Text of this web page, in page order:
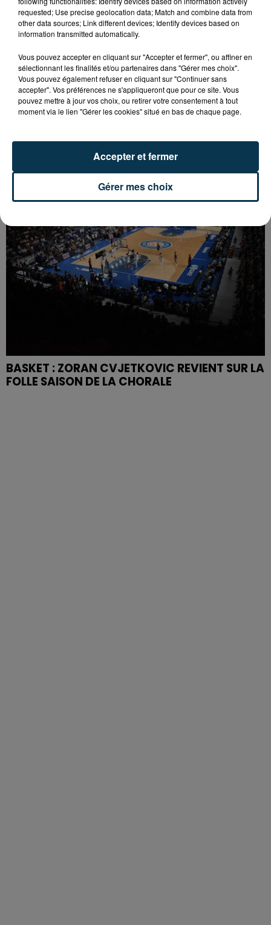
LOIRE
BASKET : ZORAN CVJETKOVIC REVIENT SUR LA
FOLLE SAISON DE LA CHORALE
requested; Use precise geolocation data; Match and combine data from
other data sources; Link different devices; Identify devices based on
information transmitted automatically.
Vous pouvez accepter en cliquant sur "Accepter et fermer", ou affiner en
sélectionnant les finalités et/ou partenaires dans "Gérer mes choix".
Vous pouvez également refuser en cliquant sur "Continuer sans
accepter". Vos préférences ne s'appliqueront que pour ce site. Vous
pouvez mettre à jour vos choix, ou retirer votre consentement à tout
moment via le lien "Gérer les cookies" situé en bas de chaque page.
Gérer mes choix
Accepter et fermer